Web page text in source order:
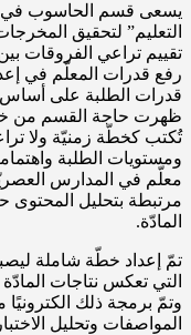
يسعى قسم الحاسوب في
التعليم” لتحقيق
تقييم تراعي الفروقات
رفع قدرات المعلّم في
قدرات الطلبة على
ظهرت حاجة القسم من
تُكتب كخطّة زمنيّة ولا
ومستويات الطلبة
معلّم في المدارس
مرتبطة بتحليل
المادّة.
تمّ إعداد خطّة شاملة
التي تعكس نتاجات
وتمّ برمجة ذلك
المواصفات وتحليل